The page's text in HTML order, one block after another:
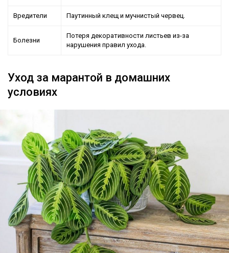
Вредители Паутинный клещ и мучнистый червец.
Болезни
Потеря декоративности листьев из-за
нарушения правил ухода.
Уход за марантой в домашних
условиях